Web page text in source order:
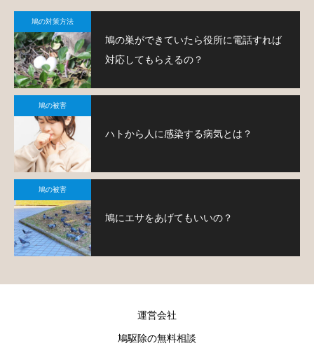
鳩の対策方法
鳩の巣ができていたら役所に電話すれば
対応してもらえるの？
鳩の被害
ハトから人に感染する病気とは？
鳩の被害
鳩にエサをあげてもいいの？
運営会社
鳩駆除の無料相談